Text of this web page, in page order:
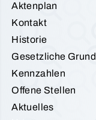
Aktenplan
Kontakt
Historie
Gesetzliche
Kennzahlen
Offene Stellen
Aktuelles